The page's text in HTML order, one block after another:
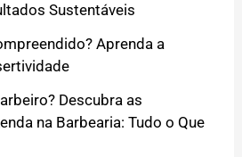
Sustentáveis
Aprenda a
Descubra as
na Barbearia: Tudo o Que